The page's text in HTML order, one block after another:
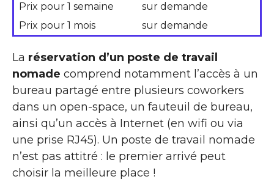
Prix pour 1 semaine
sur demande
Prix pour 1 mois
sur demande
La réservation d’un poste de travail
nomade comprend notamment l’accès à un
bureau partagé entre plusieurs coworkers
dans un open-space, un fauteuil de bureau,
ainsi qu’un accès à Internet (en wifi ou via
une prise RJ45). Un poste de travail nomade
n’est pas attitré : le premier arrivé peut
choisir la meilleure place !